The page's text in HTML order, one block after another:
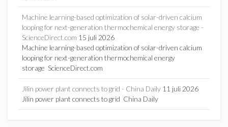
Machine learning-based optimization of solar-driven calcium
looping for next-generation thermochemical energy storage -
ScienceDirect.com 15 juli 2026
Machine learning-based optimization of solar-driven calcium
looping for next-generation thermochemical energy
storage ScienceDirect.com
Jilin power plant connects to grid - China Daily 11 juli 2026
Jilin power plant connects to grid China Daily